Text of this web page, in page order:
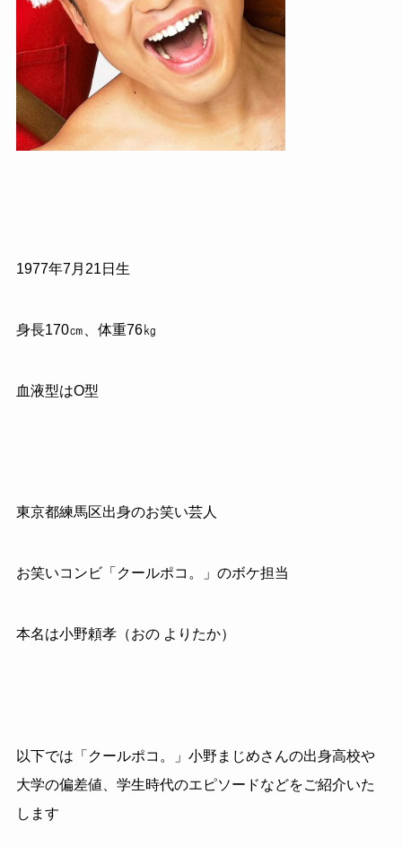
1977年7月 21 日生
身長170㎝、体重76㎏
血液型はO型
東京都練馬区出身のお笑い芸人
お笑いコンビ「クールポコ。」のボケ担当
本名は小野頼孝（おの よりたか）
以下では「クールポコ。」小野まじめさんの出身高校や
大学の偏差値、学生時代のエピソードなどをご紹介いた
します